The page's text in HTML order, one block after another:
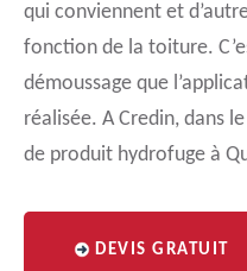
qui conviennent et
fonction de la toiture.
démoussage que
réalisée. A Credin, dans
de produit hydrofuge à
DEVIS GRATUIT